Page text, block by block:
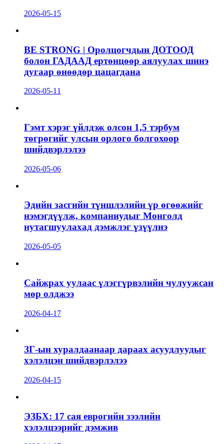
2026-05-15
BE STRONG | Оролцогчдын ДОТООД
болон ГАДААД ертөнцөөр аялуулах шинэ
дугаар өнөөдөр цацагдана
2026-05-11
Гэмт хэрэг үйлдэж олсон 1,5 тэрбум
төгрөгийг улсын орлого болгохоор
шийдвэрлэлээ
2026-05-06
Эдийн засгийн түншлэлийн үр өгөөжийг
нэмэгдүүлж, компаниудыг Монголд
нутагшуулахад дэмжлэг үзүүлнэ
2026-05-05
Сайжрах уулаас үлэггүрвэлийн чулуужсан
мөр олджээ
2026-04-17
ЗГ-ын хуралдаанаар дараах асуудлуудыг
хэлэлцэн шийдвэрлэлээ
2026-04-15
ЭЗБХ: 17 сая еврогийн зээлийн
хэлэлцээрийг дэмжив